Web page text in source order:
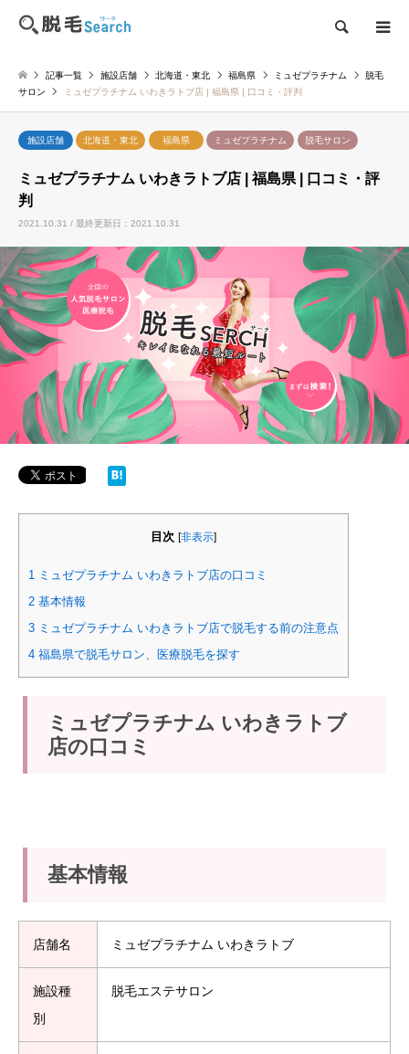
検索
記事一覧 施設店舗 北海道・東北 福島県 ミュゼプラチナム
脱毛
サロン
ミュゼプラチナム いわきラトブ店 | 福島県 | 口コミ・評判
施設店舗 北海道・東北 福島県 ミュゼプラチナム 脱毛サロン
ミュゼプラチナム いわきラトブ店 | 福島県 | 口コミ・評
判
2021.10.31 / 最終更新日：2021.10.31
目次 [非表示]
1 ミュゼプラチナム いわきラトブ店の口コミ
2 基本情報
3 ミュゼプラチナム いわきラトブ店で脱毛する前の注意点
4 福島県で脱毛サロン、医療脱毛を探す
ミュゼプラチナム いわきラトブ
店の口コミ
基本情報
店舗名 ミュゼプラチナム いわきラトブ
施設種
別
脱毛エステサロン